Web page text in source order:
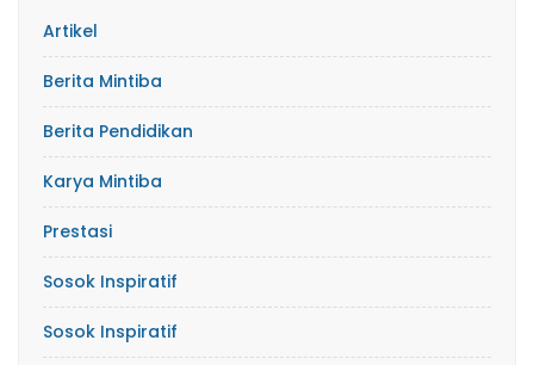
Artikel
Berita Mintiba
Berita Pendidikan
Karya Mintiba
Prestasi
Sosok Inspiratif
Sosok Inspiratif